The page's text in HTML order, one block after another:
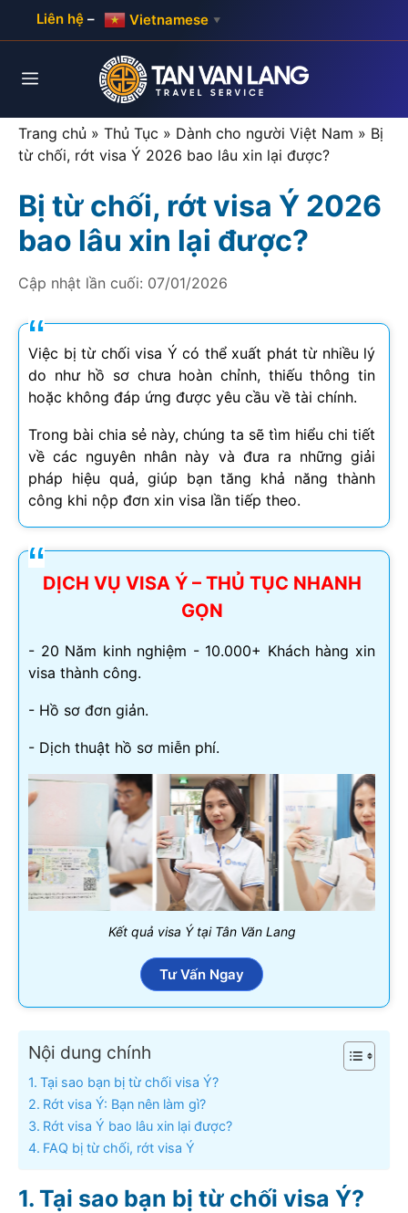
Liên hệ – Vietnamese ▼
Menu
Trang chủ » Thủ Tục » Dành cho người Việt Nam » Bị
từ chối, rớt visa Ý 2026 bao lâu xin lại được?
Bị từ chối, rớt visa Ý 2026
bao lâu xin lại được?
Cập nhật lần cuối: 07/01/2026
Việc bị từ chối visa Ý có thể xuất phát từ nhiều lý
do như hồ sơ chưa hoàn chỉnh, thiếu thông tin
hoặc không đáp ứng được yêu cầu về tài chính.
Trong bài chia sẻ này, chúng ta sẽ tìm hiểu chi tiết
về các nguyên nhân này và đưa ra những giải
pháp hiệu quả, giúp bạn tăng khả năng thành
công khi nộp đơn xin visa lần tiếp theo.
DỊCH VỤ VISA Ý – THỦ TỤC NHANH
GỌN
- 20 Năm kinh nghiệm - 10.000+ Khách hàng xin
visa thành công.
- Hồ sơ đơn giản.
- Dịch thuật hồ sơ miễn phí.
Kết quả visa Ý tại Tân Văn Lang
Tư Vấn Ngay
Nội dung chính
Tại sao bạn bị từ chối visa Ý?
Rớt visa Ý: Bạn nên làm gì?
Rớt visa Ý bao lâu xin lại được?
FAQ bị từ chối, rớt visa Ý
Tại sao bạn bị từ chối visa Ý?